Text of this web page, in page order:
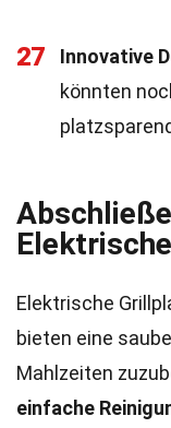
27 Innovative
könnten
Elektrische
bieten eine
Mahlzeiten
einfache